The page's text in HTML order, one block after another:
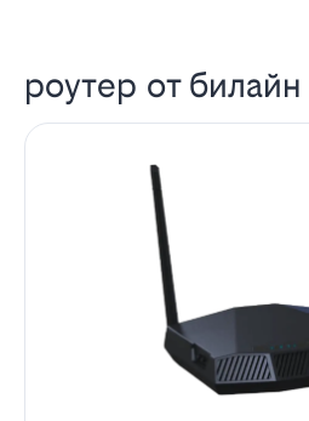
роутер от билайн